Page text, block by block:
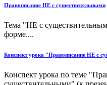
Правописание НЕ с существительными
Тема "НЕ с
форме....
Конспект урока "Правописание НЕ с
Конспект урока по теме